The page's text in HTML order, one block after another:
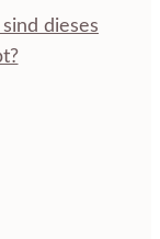
dieses